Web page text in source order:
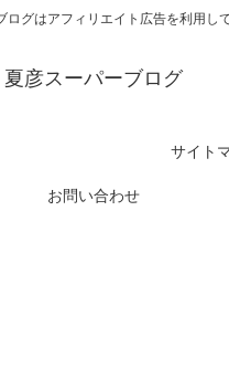
ログはアフィリエイト広告を利用し
夏彦スーパーブログ
サイト
お問い合わせ